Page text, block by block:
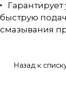
быструю
смазывания
Назад к